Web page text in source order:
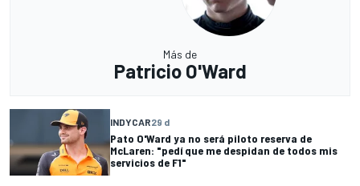
Más de
Patricio O'Ward
INDYCAR29 d
Pato O'Ward ya no será piloto reserva de
McLaren: "pedí que me despidan de todos mis
servicios de F1"